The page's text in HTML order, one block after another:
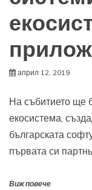
април 12, 2019
На събитието ще
екосистема,
българската
първата си
Виж повече